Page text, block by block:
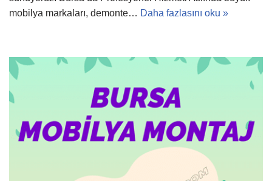
mobilya markaları, demonte… Daha fazlasını oku »